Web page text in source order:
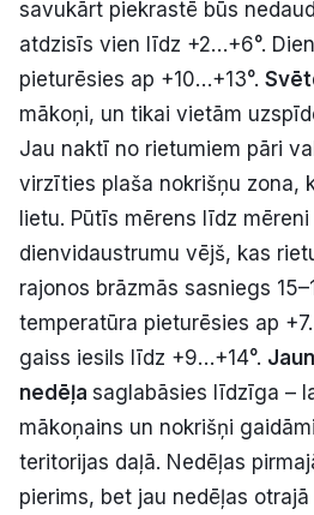
savukārt piekrastē būs
atdzisīs vien līdz +2…+6°.
pieturēsies ap +10…+13°.
mākoņi, un tikai vietām
Jau naktī no rietumiem pāri
virzīties plaša nokrišņu zona,
lietu. Pūtīs mērens līdz
dienvidaustrumu vējš, kas
rajonos brāzmās sasniegs
temperatūra pieturēsies ap
gaiss iesils līdz +9…+14°.
nedēļa saglabāsies līdzīga –
mākoņains un nokrišņi
teritorijas daļā. Nedēļas
pierims, bet jau nedēļas